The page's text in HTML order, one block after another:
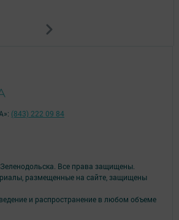
Все права защищены.
размещенные на сайте, защищены
и распространение в любом объеме
(843) 222 09 84